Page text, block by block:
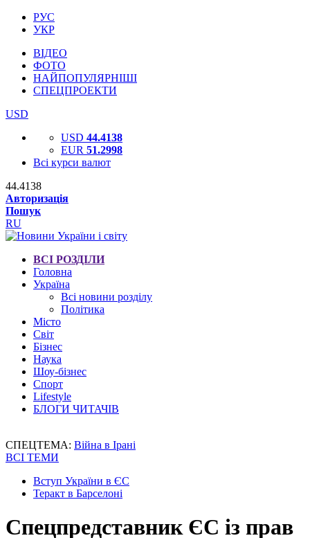
РУС
УКР
ВІДЕО
ФОТО
НАЙПОПУЛЯРНІШІ
СПЕЦПРОЕКТИ
USD
USD 44.4138
EUR 51.2998
Всі курси валют
44.4138
Авторизація
Пошук
RU
ВСІ РОЗДІЛИ
Головна
Україна
Всі новини розділу
Політика
Місто
Світ
Бізнес
Наука
Шоу-бізнес
Спорт
Lifestyle
БЛОГИ ЧИТАЧІВ
СПЕЦТЕМА: Війна в Ірані
ВСІ ТЕМИ
Вступ України в ЄС
Теракт в Барселоні
Спецпредставник ЄС із прав